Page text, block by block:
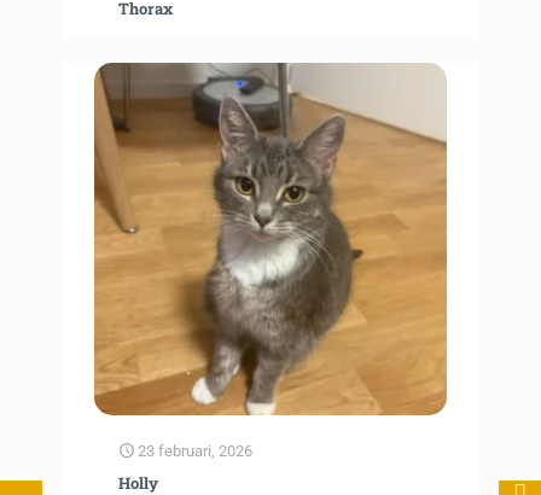
Thorax
23 februari, 2026
Holly